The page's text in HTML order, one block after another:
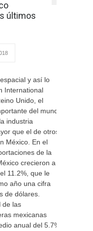
últimos
y así lo
International
Unido, el
del mundo:
industria
que el de otros
México. En el
de la
crecieron a
11.2%, que le
año una cifra
de dólares.
de las
mexicanas
anual del 5.7%